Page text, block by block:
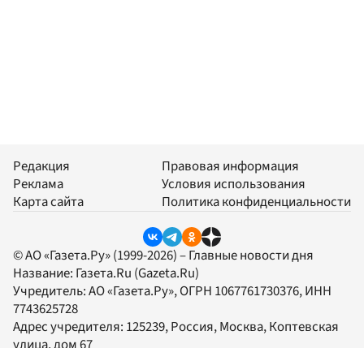
Редакция
Реклама
Карта сайта
Правовая информация
Условия использования
Политика конфиденциальности
© АО «Газета.Ру» (1999-2026) – Главные новости дня
Название: Газета.Ru (Gazeta.Ru)
Учредитель:АО «Газета.Ру», ОГРН 1067761730376, ИНН
7743625728
Адрес учредителя: 125239, Россия, Москва, Коптевская